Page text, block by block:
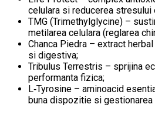
celulara si reducerea stresului
TMG (Trimethylglycine) –
metilarea celulara (reglarea
Chanca Piedra – extract
si digestiva;
Tribulus Terrestris – sprijina
performanta fizica;
L‑Tyrosine – aminoacid
buna dispozitie si gestionarea